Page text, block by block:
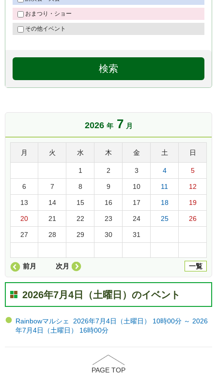
おまつり・ショー
その他イベント
2026 年 7 月
月 火 水 木 金 土 日
1 2 3 4 5
6 7 8 9 10 11 12
13 14 15 16 17 18 19
20 21 22 23 24 25 26
27 28 29 30 31
前月 一覧
次月
2026年7月4日（土曜日）のイベント
Rainbowマルシェ 2026年7月4日（土曜日） 10時00分 ～ 2026
年7月4日（土曜日） 16時00分
PAGE TOP